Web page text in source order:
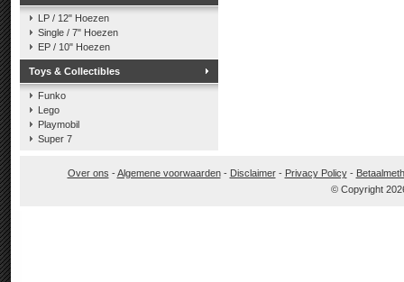
LP / 12" Hoezen
Single / 7" Hoezen
EP / 10" Hoezen
Toys & Collectibles
Funko
Lego
Playmobil
Super 7
Over ons -Algemene voorwaarden- Disclaimer- Privacy Policy-
© Copyright